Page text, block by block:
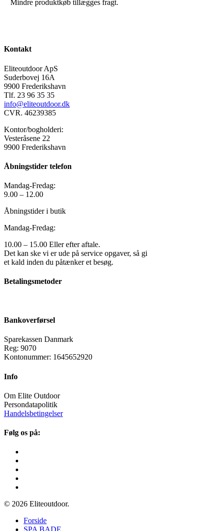
Mindre produktkøb tillægges fragt.
Kontakt
Eliteoutdoor ApS
Suderbovej 16A
9900 Frederikshavn
Tlf. 23 96 35 35
info@eliteoutdoor.dk
CVR. 46239385
Kontor/bogholderi:
Vesteråsene 22
9900 Frederikshavn
Åbningstider telefon
Mandag-Fredag:
9.00 – 12.00
Åbningstider i butik
Mandag-Fredag:
10.00 – 15.00 Eller efter aftale.
Det kan ske vi er ude på service opgaver, så gi
et kald inden du påtænker et besøg.
Betalingsmetoder
Bankoverførsel
Sparekassen Danmark
Reg: 9070
Kontonummer: 1645652920
Info
Om Elite Outdoor
Persondatapolitik
Handelsbetingelser
Følg os på:
© 2026 Eliteoutdoor.
Close
Menu
Forside